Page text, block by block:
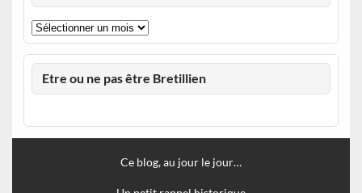
Archives
Etre ou ne pas être Bretillien
Ce blog, au jour le jour…